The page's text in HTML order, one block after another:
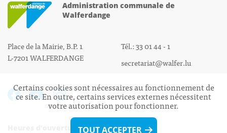
Administration communale de
Walferdange
Place de la Mairie, B.P. 1
L-7201 WALFERDANGE
Tél.: 33 01 44 - 1
secretariat@walfer.lu
Heures d’ouverture:
Certains cookies sont nécessaires au fonctionnement de
ce site. En outre, certains services externes nécessitent
votre autorisation pour fonctionner.
TOUT ACCEPTER